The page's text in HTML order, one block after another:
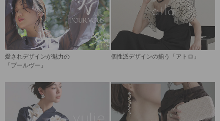
愛されデザインが魅力の
「プールヴー」
個性派デザインの揃う「アトロ」